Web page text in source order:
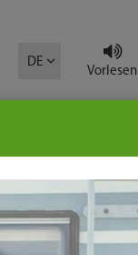
DE
Vorlesen